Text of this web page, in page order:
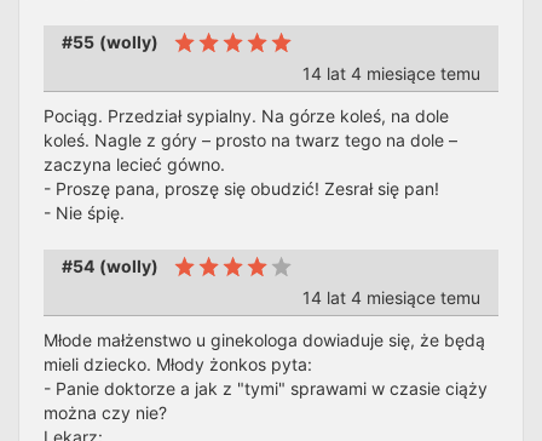
#55 (wolly)
14 lat 4 miesiące temu
Pociąg. Przedział sypialny. Na górze koleś, na dole
koleś. Nagle z góry – prosto na twarz tego na dole –
zaczyna lecieć gówno.
- Proszę pana, proszę się obudzić! Zesrał się pan!
- Nie śpię.
#54 (wolly)
14 lat 4 miesiące temu
Młode małżenstwo u ginekologa dowiaduje się, że będą
mieli dziecko. Młody żonkos pyta:
- Panie doktorze a jak z "tymi" sprawami w czasie ciąży
można czy nie?
Lekarz: